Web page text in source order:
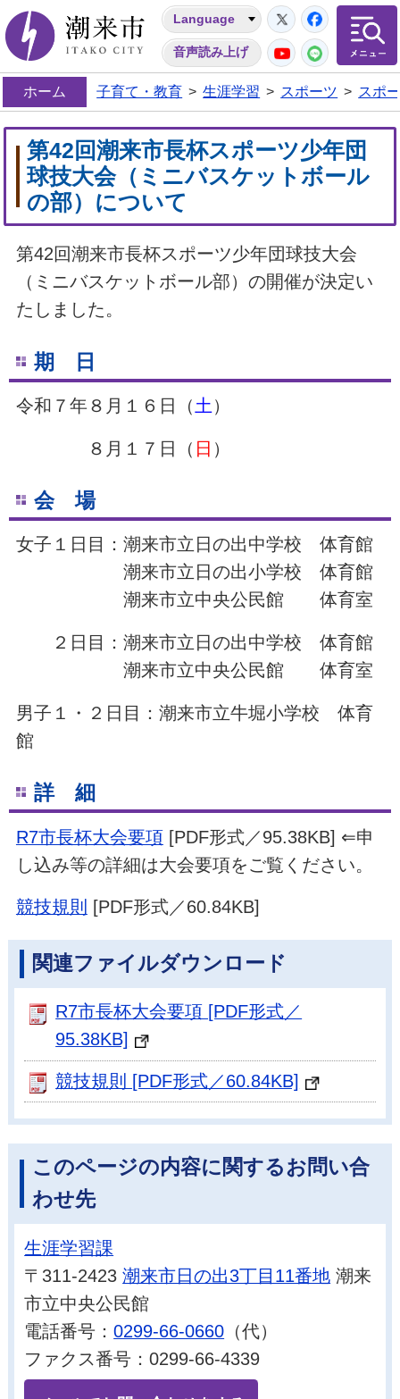
潮来市
Language
音声読み上げ
Twitter
YouTube
LINE
ホーム 子育て・教育 > 生涯学習 > スポーツ > スポ
第42回潮来市長杯スポーツ少年団
球技大会（ミニバスケットボール
の部）について
第42回潮来市長杯スポーツ少年団球技大会
（ミニバスケットボール部）の開催が決定い
たしました。
期 日
令和７年８月１６日（ 土 ）
８月１７日（ 日 ）
会 場
女子１日目：潮来市立日の出中学校 体育館
潮来市立日の出小学校 体育館
潮来市立中央公民館 体育室
２日目：潮来市立日の出中学校 体育館
潮来市立中央公民館 体育室
男子１・２日目：潮来市立牛堀小学校 体育
館
詳 細
R7市長杯大会要項[PDF形式／95.38KB] ⇐申
し込み等の詳細は大会要項をご覧ください。
競技規則 [PDF形式／60.84KB]
関連ファイルダウンロード
R7市長杯大会要項 [PDF形式／
95.38KB]
競技規則 [PDF形式／60.84KB]
このページの内容に関するお問い合
わせ先
生涯学習課
〒311-2423潮来市日の出3丁目11番地 潮来
市立中央公民館
電話番号：0299-66-0660 （代）
ファクス番号：0299-66-4339